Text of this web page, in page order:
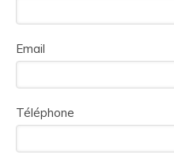
Email
Téléphone